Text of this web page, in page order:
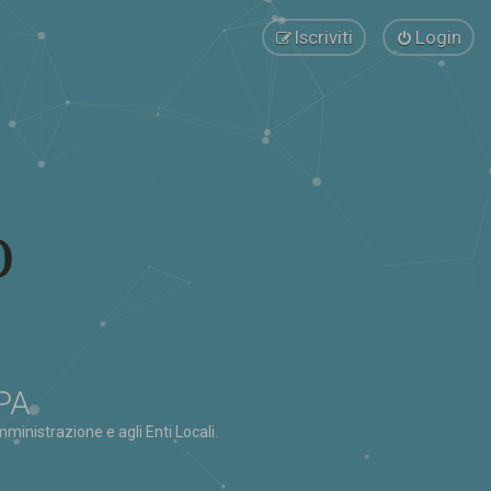
Login
Iscriviti
e agli Enti Locali.